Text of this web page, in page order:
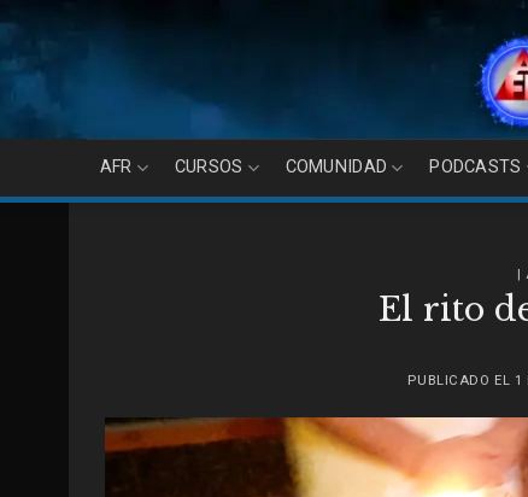
content
AFR CURSOS COMUNIDAD PODCASTS
|
El rito
PUBLICADO EL 1